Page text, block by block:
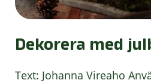
Dekorera med
Text: Johanna Vireaho